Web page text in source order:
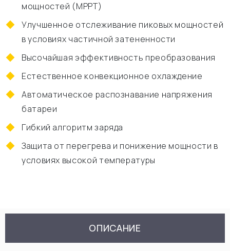
мощностей (MPPT)
Улучшенное отслеживание пиковых мощностей
в условиях частичной затененности
Высочайшая эффективность преобразования
Естественное конвекционное охлаждение
Автоматическое распознавание напряжения
батареи
Гибкий алгоритм заряда
Защита от перегрева и понижение мощности в
условиях высокой температуры
ОПИСАНИЕ